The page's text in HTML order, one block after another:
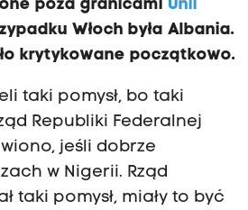
poza granicami Unii
Włoch była Albania.
krytykowane początkowo.
taki pomysł, bo taki
Republiki Federalnej
jeśli dobrze
w Nigerii. Rząd
taki pomysł, miały to być